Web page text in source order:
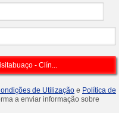
de Utilização e Política de
a enviar informação sobre